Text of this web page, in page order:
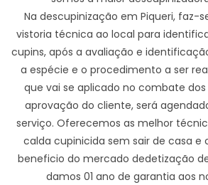
Na descupinização em Piqueri, faz-
vistoria técnica ao local para
cupins, após a avaliação e
a espécie e o procedimento a ser
que vai se aplicado no combate dos
aprovação do cliente, será
serviço. Oferecemos as melhor
calda cupinicida sem sair de casa
beneficio do mercado dedetização
damos 01 ano de garantia aos